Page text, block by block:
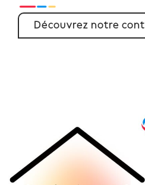
Découvrez notre